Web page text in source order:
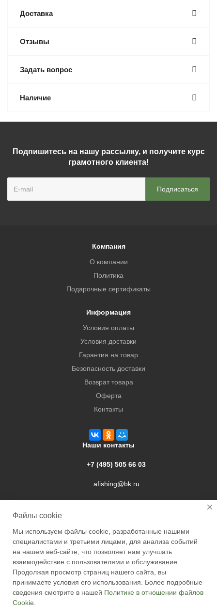
Доставка
Отзывы
Задать вопрос
Наличие
Подпишитесь на нашу рассылку, и получите курс
грамотного клиента!
Компания
О компании
Политика
Подарочные сертификаты
Информация
Условия оплаты
Условия доставки
Гарантия на товар
Безопасность доставки
Возврат товара
Оферта
Контакты
Наши контакты
+7 (495) 505 66 03
afishing@bk.ru
2026 © Academyfishing - продажа товаров для рыбалки по
Москве и России
Файлы cookie
Мы используем файлы cookie, разработанные нашими
специалистами и третьими лицами, для анализа событий
на нашем веб-сайте, что позволяет нам улучшать
взаимодействие с пользователями и обслуживание.
Продолжая просмотр страниц нашего сайта, вы
принимаете условия его использования. Более подробные
сведения смотрите в нашей Политике в отношении файлов
Cookie